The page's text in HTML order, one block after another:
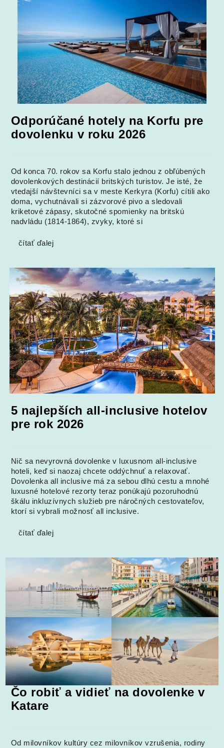
Odporúčané hotely na Korfu pre
dovolenku v roku 2026
Od konca 70. rokov sa Korfu stalo jednou z obľúbených
dovolenkových destinácií britských turistov. Je isté, že
vtedajší návštevníci sa v meste Kerkyra (Korfu) cítili ako
doma, vychutnávali si zázvorové pivo a sledovali
kriketové zápasy, skutočné spomienky na britskú
nadvládu (1814-1864), zvyky, ktoré si
čítať ďalej
5 najlepších all-inclusive hotelov
pre rok 2026
Nič sa nevyrovná dovolenke v luxusnom all-inclusive
hoteli, keď si naozaj chcete oddýchnuť a relaxovať.
Dovolenka all inclusive má za sebou dlhú cestu a mnohé
luxusné hotelové rezorty teraz ponúkajú pozoruhodnú
škálu inkluzívnych služieb pre náročných cestovateľov,
ktorí si vybrali možnosť all inclusive.
čítať ďalej
Čo robiť a vidieť na dovolenke v
Katare
Od milovníkov kultúry cez milovníkov vzrušenia, rodiny